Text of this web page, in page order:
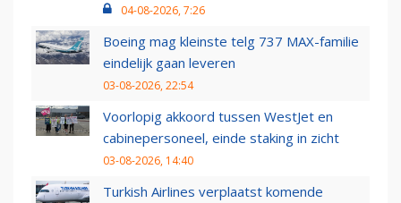
04-08-2026, 7:26
Boeing mag kleinste telg 737 MAX-familie
eindelijk gaan leveren
03-08-2026, 22:54
Voorlopig akkoord tussen WestJet en
cabinepersoneel, einde staking in zicht
03-08-2026, 14:40
Turkish Airlines verplaatst komende